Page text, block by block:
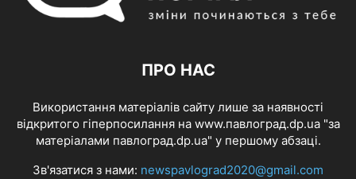
ПРО НАС
Використання матеріалів сайту лише за наявності
відкритого гіперпосилання на www.павлоград.dp.ua "за
матеріалами павлоград.dp.ua" у першому абзаці.
Зв'язатися з нами: newspavlograd2020@gmail.com